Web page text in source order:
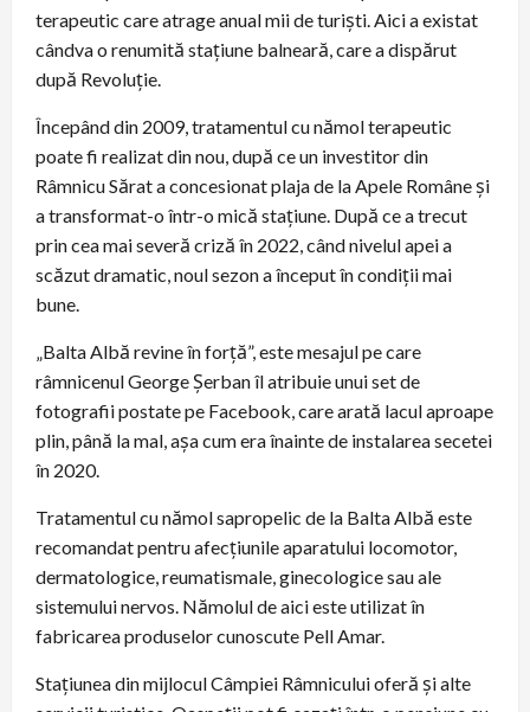
terapeutic care atrage anual mii de turiști. Aici a existat
cândva o renumită stațiune balneară, care a dispărut
după Revoluție.
Începând din 2009, tratamentul cu nămol terapeutic
poate fi realizat din nou, după ce un investitor din
Râmnicu Sărat a concesionat plaja de la Apele Române și
a transformat-o într-o mică stațiune. După ce a trecut
prin cea mai severă criză în 2022, când nivelul apei a
scăzut dramatic, noul sezon a început în condiții mai
bune.
„Balta Albă revine în forță”, este mesajul pe care
râmnicenul George Șerban îl atribuie unui set de
fotografii postate pe Facebook, care arată lacul aproape
plin, până la mal, așa cum era înainte de instalarea secetei
în 2020.
Tratamentul cu nămol sapropelic de la Balta Albă este
recomandat pentru afecțiunile aparatului locomotor,
dermatologice, reumatismale, ginecologice sau ale
sistemului nervos. Nămolul de aici este utilizat în
fabricarea produselor cunoscute Pell Amar.
Stațiunea din mijlocul Câmpiei Râmnicului oferă și alte